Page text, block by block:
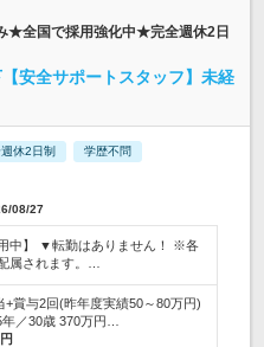
★全国で採用強化中★完全週休2日
安全サポートスタッフ】未経
休2日制 学歴不問
08/27
中】 ▼転勤はありません！ ※各
属されます。…
+賞与2回(昨年度実績50～80万円)
／30歳 370万円…